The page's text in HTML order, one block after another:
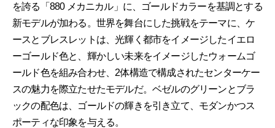
を誇る「880 メカニカル」に、ゴールドカラーを基調とする
新モデルが加わる。世界を舞台にした挑戦をテーマに、ケ
ースとブレスレットは、光輝く都市をイメージしたイエロ
ーゴールド色と、輝かしい未来をイメージしたウォームゴ
ールド色を組み合わせ、2体構造で構成されたセンターケー
スの魅力を際立たせたモデルだ。ベゼルのグリーンとブラ
ックの配色は、ゴールドの輝きを引き立て、モダンかつス
ポーティな印象を与える。